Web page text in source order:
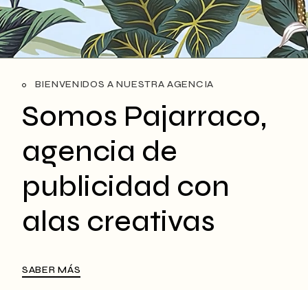
BIENVENIDOS A NUESTRA AGENCIA
Somos Pajarraco,
agencia de
publicidad con
alas creativas
SABER MÁS